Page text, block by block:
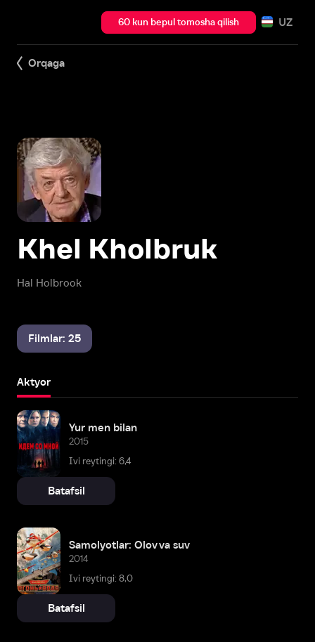
60 kun bepul tomosha qilish UZ
Orqaga
Hal Holbrook
Khel Kholbruk
Filmlar: 25
Aktyor
Yur men bilan
2015
Ivi reytingi: 6,4
Batafsil
Samolyotlar: Olov va suv
2014
Ivi reytingi: 8,0
Batafsil